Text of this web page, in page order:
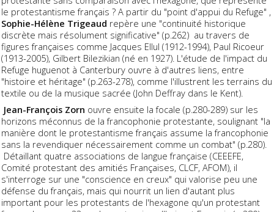
le protestantisme français ? A partir du "point d'appui du Refuge" ,
Sophie-Hélène Trigeaud repère une "continuité historique
discrète mais résolument significative" (p.262) au travers de
figures françaises comme Jacques Ellul (1912-1994), Paul Ricoeur
(1913-2005), Gilbert Bilezikian (né en 1927). L'étude de l'impact du
Refuge huguenot à Canterbury ouvre à d'autres liens, entre
"histoire et héritage" (p.263-278), comme l'illustrent les terrains du
textile ou de la musique sacrée (John Deffray dans le Kent).
Jean-François Zorn ouvre ensuite la focale (p.280-289) sur les
horizons méconnus de la francophonie protestante, soulignant "la
manière dont le protestantisme français assume la francophonie
sans la revendiquer nécessairement comme un combat" (p.280).
Détaillant quatre associations de langue française (CEEEFE,
Comité protestant des amitiés Françaises, CLCF, AFOM), il
s'interroge sur une "conscience en creux" qui valorise peu une
défense du français, mais qui nourrit un lien d'autant plus
important pour les protestants de l'hexagone qu'un protestant